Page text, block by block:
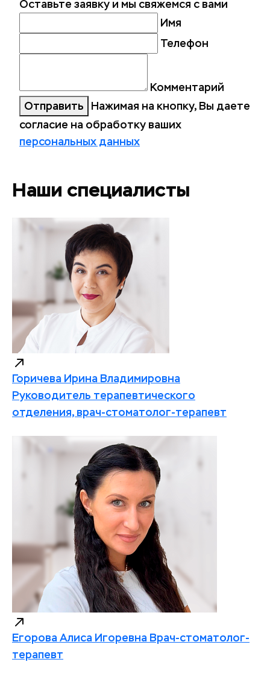
Оставьте заявку и мы свяжемся с вами
Имя
Телефон
Комментарий
Отправить
Нажимая на кнопку, Вы даете
согласие на обработку ваших
персональных данных
Наши специалисты
Горичева Ирина Владимировна
Руководитель терапевтического
отделения, врач-стоматолог-терапевт
Егорова Алиса Игоревна Врач-стоматолог-
терапевт